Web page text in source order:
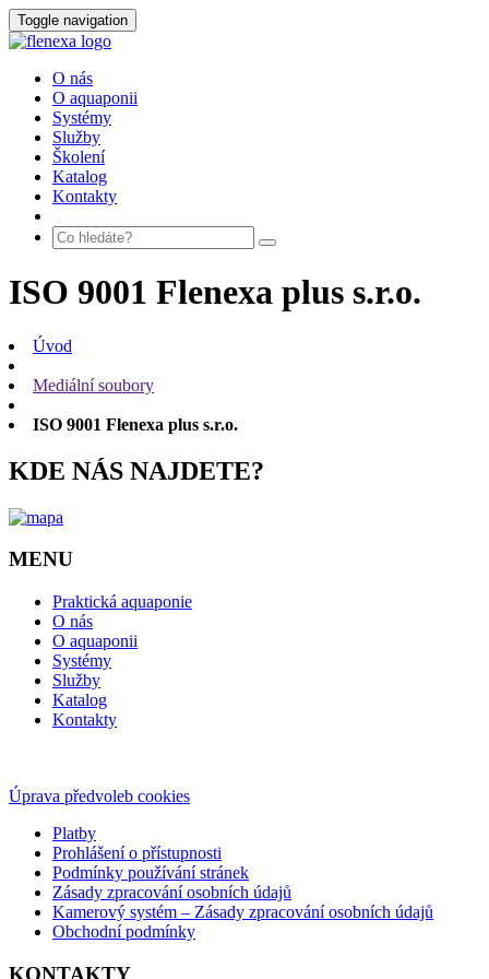
Toggle navigation
O nás
O aquaponii
Systémy
Služby
Školení
Katalog
Kontakty
ISO 9001 Flenexa plus s.r.o.
Úvod
Mediální soubory
ISO 9001 Flenexa plus s.r.o.
KDE NÁS NAJDETE?
MENU
Praktická aquaponie
O nás
O aquaponii
Systémy
Služby
Katalog
Kontakty
Úprava předvoleb cookies
Platby
Prohlášení o přístupnosti
Podmínky používání stránek
Zásady zpracování osobních údajů
Kamerový systém – Zásady zpracování osobních údajů
Obchodní podmínky
KONTAKTY